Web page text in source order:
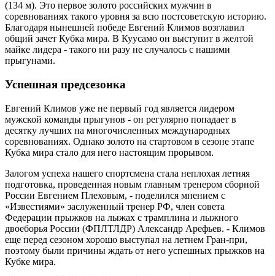
(134 м). Это первое золото российских мужчин в
соревнованиях такого уровня за всю постсоветскую историю.
Благодаря нынешней победе Евгений Климов возглавил
общий зачет Кубка мира. В Куусамо он выступит в желтой
майке лидера - такого ни разу не случалось с нашими
прыгунами.
Успешная предсезонка
Евгений Климов уже не первый год является лидером
мужской команды прыгунов - он регулярно попадает в
десятку лучших на многочисленных международных
соревнованиях. Однако золото на стартовом в сезоне этапе
Кубка мира стало для него настоящим прорывом.
Залогом успеха нашего спортсмена стала неплохая летняя
подготовка, проведенная новым главным тренером сборной
России Евгением Плеховым, - поделился мнением с
«Известиями» заслуженный тренер РФ, член совета
Федерации прыжков на лыжах с трамплина и лыжного
двоеборья России (ФПЛТЛДР) Александр Арефьев. - Климов
еще перед сезоном хорошо выступал на летнем Гран-при,
поэтому были причины ждать от него успешных прыжков на
Кубке мира.